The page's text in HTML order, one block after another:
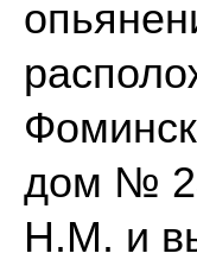
дом №
Н.М. и